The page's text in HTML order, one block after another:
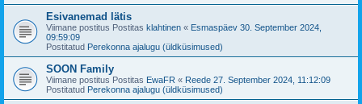
Esivanemad lätis
Viimane postitus Postitas klahtinen « Esmaspäev 30. September 2024,
09:59:09
Postitatud Perekonna ajalugu (üldküsimused)
SOON Family
Viimane postitus Postitas EwaFR « Reede 27. September 2024, 11:12:09
Postitatud Perekonna ajalugu (üldküsimused)